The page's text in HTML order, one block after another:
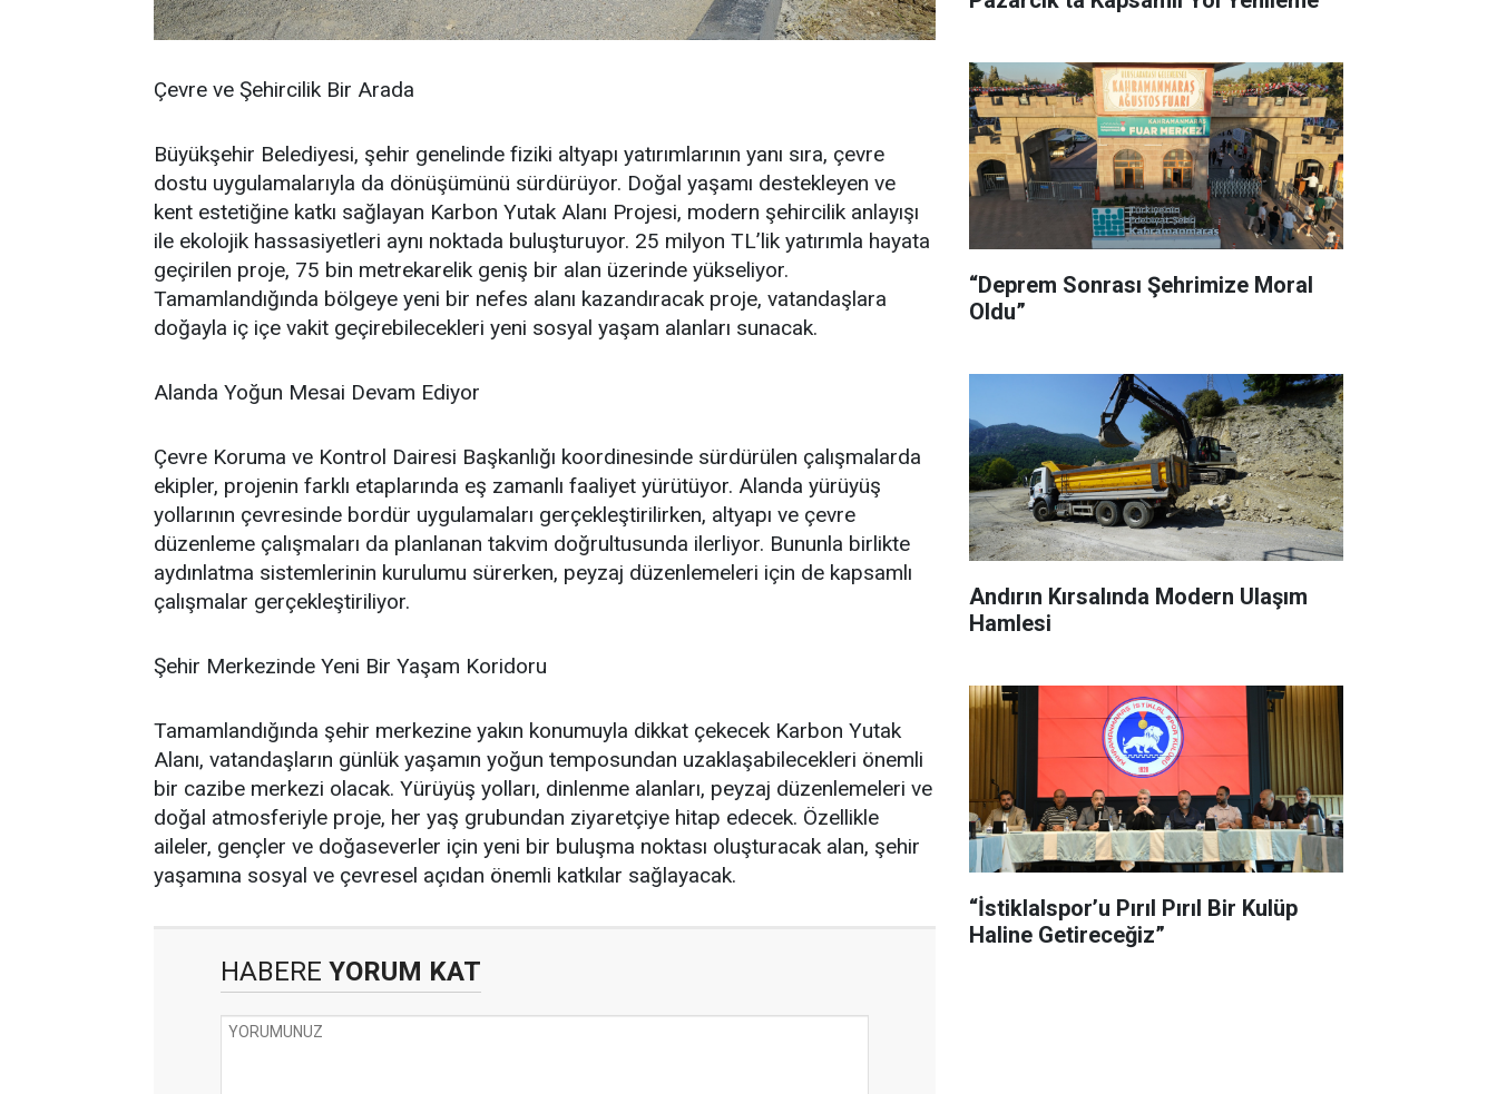
Çevre ve Şehircilik Bir Arada
Büyükşehir Belediyesi, şehir genelinde fiziki altyapı yatırımlarının yanı sıra, çevre
dostu uygulamalarıyla da dönüşümünü sürdürüyor. Doğal yaşamı destekleyen ve
kent estetiğine katkı sağlayan Karbon Yutak Alanı Projesi, modern şehircilik anlayışı
ile ekolojik hassasiyetleri aynı noktada buluşturuyor. 25 milyon TL’lik yatırımla hayata
geçirilen proje, 75 bin metrekarelik geniş bir alan üzerinde yükseliyor.
Tamamlandığında bölgeye yeni bir nefes alanı kazandıracak proje, vatandaşlara
doğayla iç içe vakit geçirebilecekleri yeni sosyal yaşam alanları sunacak.
Alanda Yoğun Mesai Devam Ediyor
Çevre Koruma ve Kontrol Dairesi Başkanlığı koordinesinde sürdürülen çalışmalarda
ekipler, projenin farklı etaplarında eş zamanlı faaliyet yürütüyor. Alanda yürüyüş
yollarının çevresinde bordür uygulamaları gerçekleştirilirken, altyapı ve çevre
düzenleme çalışmaları da planlanan takvim doğrultusunda ilerliyor. Bununla birlikte
aydınlatma sistemlerinin kurulumu sürerken, peyzaj düzenlemeleri için de kapsamlı
çalışmalar gerçekleştiriliyor.
Şehir Merkezinde Yeni Bir Yaşam Koridoru
Tamamlandığında şehir merkezine yakın konumuyla dikkat çekecek Karbon Yutak
Alanı, vatandaşların günlük yaşamın yoğun temposundan uzaklaşabilecekleri önemli
bir cazibe merkezi olacak. Yürüyüş yolları, dinlenme alanları, peyzaj düzenlemeleri ve
doğal atmosferiyle proje, her yaş grubundan ziyaretçiye hitap edecek. Özellikle
aileler, gençler ve doğaseverler için yeni bir buluşma noktası oluşturacak alan, şehir
yaşamına sosyal ve çevresel açıdan önemli katkılar sağlayacak.
HABERE YORUM KAT
“Deprem Sonrası Şehrimize Moral
Oldu”
Andırın Kırsalında Modern Ulaşım
Hamlesi
“İstiklalspor’u Pırıl Pırıl Bir Kulüp
Haline Getireceğiz”